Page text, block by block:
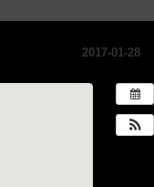
2017-01-28